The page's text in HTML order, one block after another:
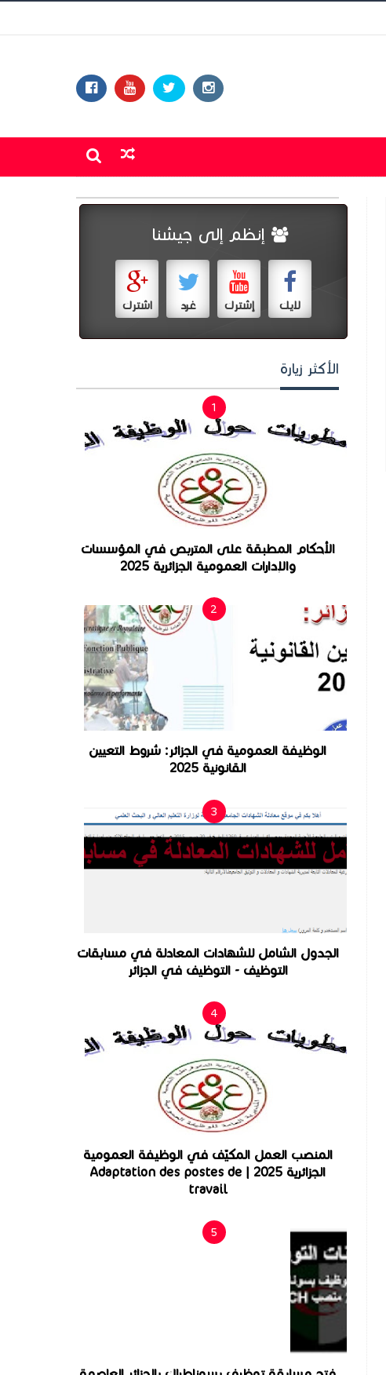
إنظم إلى جيشنا
لايك إشترك غرد اشترك
الأكثر زيارة
الأحكام المطبقة على المتربص في المؤسسات
والإدارات العمومية الجزائرية 2025
الوظيفة العمومية في الجزائر: شروط التعيين
القانونية 2025
الجدول الشامل للشهادات المعادلة في مسابقات
التوظيف - التوظيف في الجزائر
المنصب العمل المكيّف في الوظيفة العمومية
الجزائرية 2025 | Adaptation des postes de
travail